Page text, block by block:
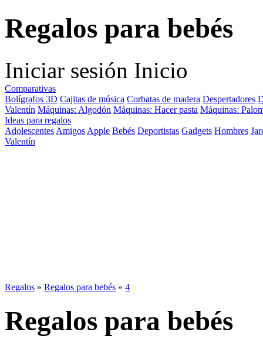
Regalos para bebés
Iniciar sesión Inicio
Comparativas
Bolígrafos 3D Cajitas de música Corbatas de madera Despertadores
Valentín Máquinas: Algodón Máquinas: Hacer pasta Máquinas:
Ideas para regalos
Adolescentes Amigos Apple Bebés Deportistas Gadgets Hombres
Valentín
Regalos » Regalos para bebés » 4
Regalos para bebés